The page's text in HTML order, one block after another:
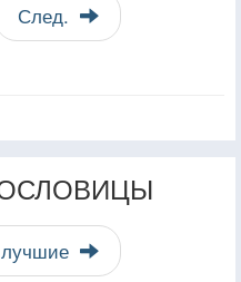
След.
лучшие